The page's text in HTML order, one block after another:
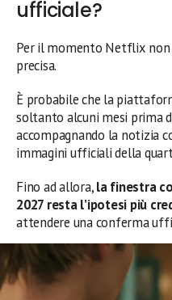
ufficiale?
Per il momento Netflix non
precisa.
È probabile che la
soltanto alcuni mesi prima
accompagnando la notizia
immagini ufficiali della
Fino ad allora,la finestra
2027 resta l’ipotesi più
attendere una conferma